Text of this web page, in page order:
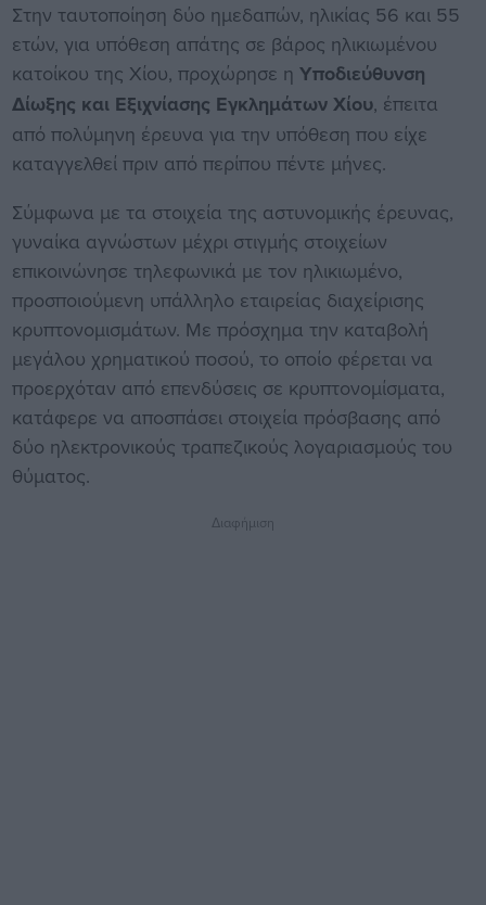
Στην ταυτοποίηση δύο ημεδαπών, ηλικίας 56 και 55
ετών, για υπόθεση απάτης σε βάρος ηλικιωμένου
κατοίκου της Χίου, προχώρησε η Υποδιεύθυνση
Δίωξης και Εξιχνίασης Εγκλημάτων Χίου, έπειτα
από πολύμηνη έρευνα για την υπόθεση που είχε
καταγγελθεί πριν από περίπου πέντε μήνες.
Σύμφωνα με τα στοιχεία της αστυνομικής έρευνας,
γυναίκα αγνώστων μέχρι στιγμής στοιχείων
επικοινώνησε τηλεφωνικά με τον ηλικιωμένο,
προσποιούμενη υπάλληλο εταιρείας διαχείρισης
κρυπτονομισμάτων. Με πρόσχημα την καταβολή
μεγάλου χρηματικού ποσού, το οποίο φέρεται να
προερχόταν από επενδύσεις σε κρυπτονομίσματα,
κατάφερε να αποσπάσει στοιχεία πρόσβασης από
δύο ηλεκτρονικούς τραπεζικούς λογαριασμούς του
θύματος.
Διαφήμιση